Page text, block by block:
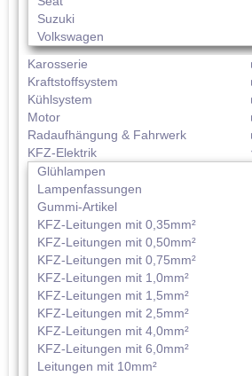
Suzuki
Volkswagen
Karosserie
Kraftstoffsystem
Kühlsystem
Motor
Radaufhängung & Fahrwerk
KFZ-Elektrik
Glühlampen
Lampenfassungen
Gummi-Artikel
KFZ-Leitungen mit 0,35mm²
KFZ-Leitungen mit 0,50mm²
KFZ-Leitungen mit 0,75mm²
KFZ-Leitungen mit 1,0mm²
KFZ-Leitungen mit 1,5mm²
KFZ-Leitungen mit 2,5mm²
KFZ-Leitungen mit 4,0mm²
KFZ-Leitungen mit 6,0mm²
Leitungen mit 10mm²